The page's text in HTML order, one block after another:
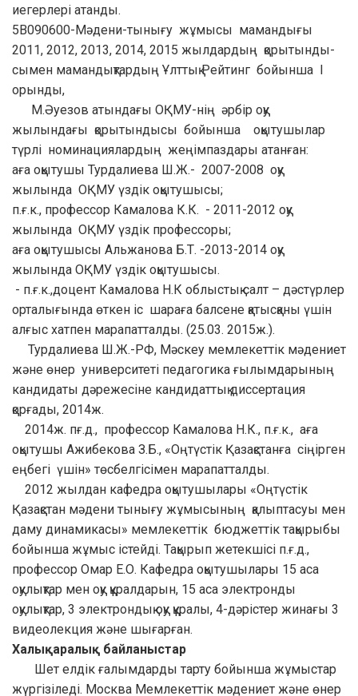
иегерлері атанды.
5В090600-Мәдени-тынығу жұмысы мамандығы
2011, 2012, 2013, 2014, 2015 жылдардың қорытынды-
сымен мамандықтардың Ұлттық Рейтинг бойынша І
орынды,
М.Әуезов атындағы ОҚМУ-нің әрбір оқу
жылындағы қорытындысы бойынша оқытушылар
түрлі номинациялардың жеңімпаздары атанған:
аға оқытушы Турдалиева Ш.Ж.- 2007-2008 оқу
жылында ОҚМУ үздік оқытушысы;
п.ғ.к., профессор Камалова К.К. - 2011-2012 оқу
жылында ОҚМУ үздік профессоры;
аға оқытушысы Альжанова Б.Т. -2013-2014 оқу
жылында ОҚМУ үздік оқытушысы.
- п.ғ.к.,доцент Камалова Н.К облыстық салт – дәстүрлер
орталығында өткен іс шараға балсене қатысқаны үшін
алғыс хатпен марапатталды. (25.03. 2015ж.).
Турдалиева Ш.Ж.-РФ, Мәскеу мемлекеттік мәдениет
және өнер университеті педагогика ғылымдарының
кандидаты дәрежесіне кандидаттық диссертация
қорғады, 2014ж.
2014ж. пғ.д., профессор Камалова Н.К., п.ғ.к., аға
оқытушы Ажибекова З.Б., «Оңтүстік Қазақстанға сіңірген
еңбегі үшін» төсбелгісімен марапатталды.
2012 жылдан кафедра оқытушылары «Оңтүстік
Қазақстан мәдени тынығу жұмысының қалыптасуы мен
даму динамикасы» мемлекеттік бюджеттік тақырыбы
бойынша жұмыс істейді. Тақырып жетекшісі п.ғ.д.,
профессор Омар Е.О. Кафедра оқытушылары 15 аса
оқулықтар мен оқу құралдарын, 15 аса электронды
оқулықтар, 3 электрондық оқу құралы, 4-дәрістер жинағы 3
видеолекция және шығарған.
Халықаралық байланыстар
Шет елдік ғалымдарды тарту бойынша жұмыстар
жүргізіледі. Москва Мемлекеттік мәдениет және өнер